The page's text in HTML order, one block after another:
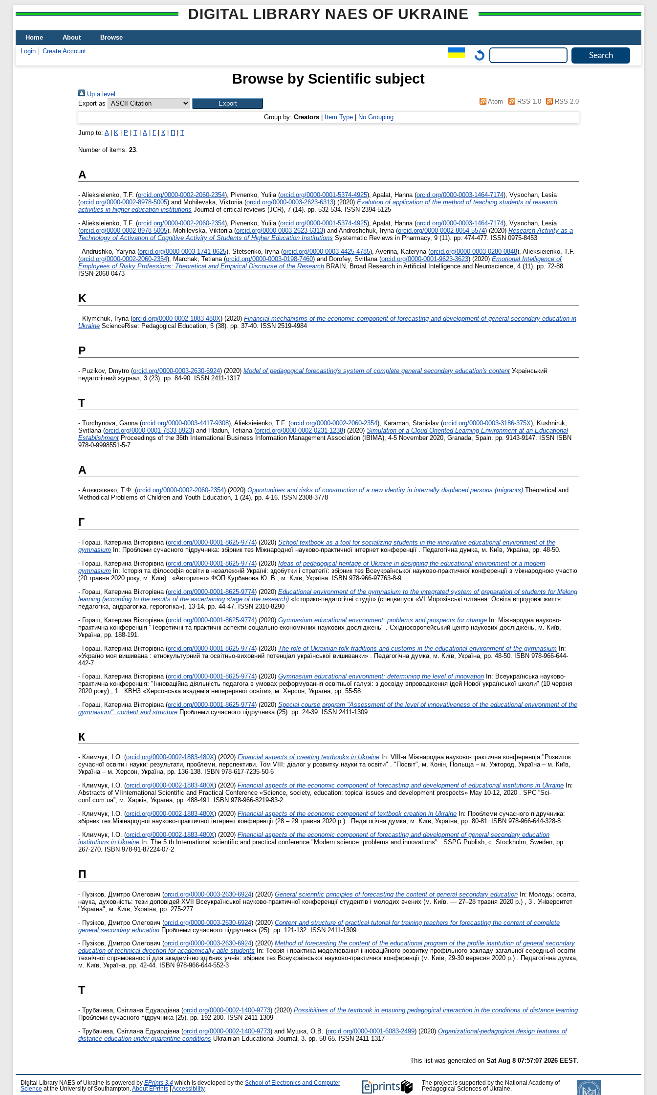
DIGITAL LIBRARY NAES OF UKRAINE
Home About
Browse
Login
Create Account
Browse by Scientific subject
Up a level
Export as
Atom RSS 1.0 RSS 2.0
Group by: Creators| Item Type| No Grouping
Jump to: A| K P T А Г К П Т
Number of items: 23.
A
- Alieksieienko, T.F. (orcid.org/0000-0002-2060-2354), Pivnenko, Yuliia (orcid.org/0000-0001-5374-4925), Apalat, Hanna (orcid.org/0000-0003-1464-7174), Vysochan, Lesia
(orcid.org/0000-0002-8978-5005) and Mohilevska, Viktoriia (orcid.org/0000-0003-2623-6313) (2020) Evalution of application of the method of teaching students of research
activities in higher education institutions Journal of critical reviews (JCR), 7 (14). pp. 532-534. ISSN 2394-5125
- Alieksieienko, T.F. (orcid.org/0000-0002-2060-2354), Pivnenko, Yuliia (orcid.org/0000-0001-5374-4925), Apalat, Hanna (orcid.org/0000-0003-1464-7174), Vysochan, Lesia
(orcid.org/0000-0002-8978-5005), Mohilevska, Viktoriia (orcid.org/0000-0003-2623-6313) and Androshchuk, Iryna (orcid.org/0000-0002-8054-5574) (2020) Research Activity as a
Technology of Activation of Cognitive Activity of Students of Higher Education Institutions Systematic Reviews in Pharmacy, 9 (11). pp. 474-477. ISSN 0975-8453
- Andrushko, Yaryna (orcid.org/0000-0003-1741-8625) Stetsenko, Iryna (orcid.org/0000-0003-4425-4785) Averina, Kateryna (orcid.org/0000-0003-0280-0848) Alieksieienko, T.F.
(orcid.org/0000-0002-2060-2354) Marchak, Tetiana (orcid.org/0000-0003-0198-7460) and Dorofey, Svitlana (orcid.org/0000-0001-9623-3623) (2020) Emotional Intelligence of
Employees of Risky Professions: Theoretical and Empirical Discourse of the Research BRAIN. Broad Research in Artificial Intelligence and Neuroscience, 4 (11). pp. 72-88.
ISSN 2068-0473
K
- Klymchuk, Iryna (orcid.org/0000-0002-1883-480X) (2020) Financial mechanisms of the economic component of forecasting and development of general secondary education in
Ukraine ScienceRise: Pedagogical Education, 5 (38). pp. 37-40. ISSN 2519-4984
P
- Puzikov, Dmytro (orcid.org/0000-0003-2630-6924) (2020) Model of pedagogical forecasting's system of complete general secondary education's content Український
педагогічний журнал, 3 (23). pp. 84-90. ISSN 2411-1317
T
- Turchynova, Ganna (orcid.org/0000-0003-4417-9308), Alieksieienko, T.F. (orcid.org/0000-0002-2060-2354), Karaman, Stanislav (orcid.org/0000-0003-3186-375X), Kushniruk,
Svitlana (orcid.org/0000-0001-7833-8923) and Hladun, Tetiana (orcid.org/0000-0002-0231-1238) (2020) Simulation of a Cloud Oriented Learning Environment at an Educational
Establishment Proceedings of the 36th International Business Information Management Association (IBIMA), 4-5 November 2020, Granada, Spain. pp. 9143-9147. ISSN ISBN
978-0-9998551-5-7
А
- Алєксєєнко, Т.Ф. (orcid.org/0000-0002-2060-2354) (2020) Opportunities and risks of construction of a new identity in internally displaced persons (migrants) Theoretical and
Methodical Problems of Children and Youth Education, 1 (24). pp. 4-16. ISSN 2308-3778
Г
- Гораш, Катерина Вікторівна (orcid.org/0000-0001-8625-9774) (2020) School textbook as a tool for socializing students in the innovative educational environment of the
gymnasium In: Проблеми сучасного підручника: збірник тез Міжнародної науково-практичної інтернет конференції . Педагогічна думка, м. Київ, Україна, pp. 48-50.
- Гораш, Катерина Вікторівна (orcid.org/0000-0001-8625-9774) (2020) Ideas of pedagogical heritage of Ukraine in designing the educational environment of a modern
gymnasium In: Історія та філософія освіти в незалежній Україні: здобутки і стратегії: збірник тез Всеукраїнської науково-практичної конференції з міжнародною участю
(20 травня 2020 року, м. Київ) . «Авторитет» ФОП Курбанова Ю. В., м. Київ, Україна. ISBN 978-966-97763-8-9
- Гораш, Катерина Вікторівна (orcid.org/0000-0001-8625-9774) (2020) Educational environment of the gymnasium to the integrated system of preparation of students for lifelong
learning (according to the results of the ascertaining stage of the research) «Історико-педагогічні студії» (спецвипуск «VІ Морозівські читання: Освіта впродовж життя:
педагогіка, андрагогіка, герогогіка»), 13-14. pp. 44-47. ISSN 2310-8290
- Гораш, Катерина Вікторівна (orcid.org/0000-0001-8625-9774) (2020) Gymnasium educational environment: problems and prospects for change In: Міжнародна науково-
практична конференція "Теоретичні та практичні аспекти соціально-економічних наукових досліджень" . Східноєвропейський центр наукових досліджень, м. Київ,
Україна, pp. 188-191.
- Гораш, Катерина Вікторівна (orcid.org/0000-0001-8625-9774) (2020) The role of Ukrainian folk traditions and customs in the educational environment of the gymnasium In:
«Україно моя вишивана : етнокультурний та освітньо-виховний потенціал української вишиванки» . Педагогічна думка, м. Київ, Україна, pp. 48-50. ISBN 978-966-644-
442-7
- Гораш, Катерина Вікторівна (orcid.org/0000-0001-8625-9774) (2020) Gymnasium educational environment: determining the level of innovation In: Всеукраїнська науково-
практична конференція: "Інноваційна діяльність педагога в умовах реформування освітньої галузі: з досвіду впровадження ідей Нової української школи" (10 червня
2020 року) , 1 . КВНЗ «Херсонська академія неперервної освіти», м. Херсон, Україна, pp. 55-58.
- Гораш, Катерина Вікторівна (orcid.org/0000-0001-8625-9774) (2020) Special course program "Assessment of the level of innovativeness of the educational environment of the
gymnasium": content and structure Проблеми сучасного підручника (25). pp. 24-39. ISSN 2411-1309
К
- Климчук, І.О. (orcid.org/0000-0002-1883-480X) (2020) Financial aspects of creating textbooks in Ukraine In: VІІI-а Міжнародна науково-практична конференція "Розвиток
сучасної освіти і науки: результати, проблеми, перспективи. Том VIIІ: діалог у розвитку науки та освіти" . "Посвіт", м. Конін, Польща – м. Ужгород, Україна – м. Київ,
Україна – м. Херсон, Україна, pp. 136-138. ISBN 978-617-7235-50-6
- Климчук, І.О. (orcid.org/0000-0002-1883-480X) (2020) Financial aspects of the economic component of forecasting and development of educational institutions in Ukraine In:
Abstracts of VIInternational Scientific and Practical Conference «Science, society, education: topical issues and development prospects» May 10-12, 2020 . SPC “Sci-
conf.com.ua”, м. Харків, Україна, pp. 488-491. ISBN 978-966-8219-83-2
- Климчук, І.О. (orcid.org/0000-0002-1883-480X) (2020) Financial aspects of the economic component of textbook creation in Ukraine In: Проблеми сучасного підручника:
збірник тез Міжнародної науково-практичної інтернет конференції (28 – 29 травня 2020 р.) . Педагогічна думка, м. Київ, Україна, pp. 80-81. ISBN 978-966-644-328-8
- Климчук, І.О. (orcid.org/0000-0002-1883-480X) (2020) Financial aspects of the economic component of forecasting and development of general secondary education
institutions in Ukraine In: The 5 th International scientific and practical conference "Modern science: problems and innovations" . SSPG Publish, с. Stockholm, Sweden, pp.
267-270. ISBN 978-91-87224-07-2
П
- Пузіков, Дмитро Олегович (orcid.org/0000-0003-2630-6924) (2020) General scientific principles of forecasting the content of general secondary education In: Молодь: освіта,
наука, духовність: тези доповідей ХVІІ Всеукраїнської науково-практичної конференції студентів і молодих вчених (м. Київ. — 27–28 травня 2020 р.) , 3 . Університет
"Україна", м. Київ, Україна, pp. 275-277.
- Пузіков, Дмитро Олегович (orcid.org/0000-0003-2630-6924) (2020) Content and structure of practical tutorial for training teachers for forecasting the content of complete
general secondary education Проблеми сучасного підручника (25). pp. 121-132. ISSN 2411-1309
- Пузіков, Дмитро Олегович (orcid.org/0000-0003-2630-6924) (2020) Method of forecasting the content of the educational program of the profile institution of general secondary
education of technical direction for academically able students In: Теорія і практика моделювання інноваційного розвитку профільного закладу загальної середньої освіти
технічної спрямованості для академічно здібних учнів: збірник тез Всеукраїнської науково-практичної конференції (м. Київ, 29-30 вересня 2020 р.) . Педагогічна думка,
м. Київ, Україна, pp. 42-44. ISBN 978-966-644-552-3
Т
- Трубачева, Світлана Едуардівна (orcid.org/0000-0002-1400-9773) (2020) Possibilities of the textbook in ensuring pedagogical interaction in the conditions of distance learning
Проблеми сучасного підручника (25). pp. 192-200. ISSN 2411-1309
- Трубачева, Світлана Едуардівна (orcid.org/0000-0002-1400-9773) and Мушка, О.В. (orcid.org/0000-0001-6083-2499) (2020) Organizational-pedagogical design features of
distance education under quarantine conditions Ukrainian Educational Journal, 3. pp. 58-65. ISSN 2411-1317
This list was generated on Sat Aug 8 07:57:07 2026 EEST.
Digital Library NAES of Ukraine is powered by EPrints 3.4 which is developed by the School of Electronics and Computer
Science at the University of Southampton. About EPrints Accessibility
The project is supported by the National Academy of
Pedagogical Sciences of Ukraine.